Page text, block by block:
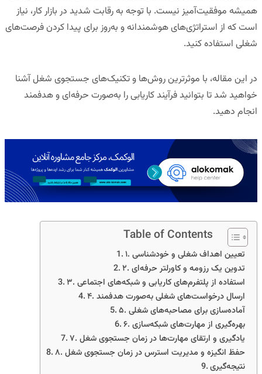
همیشه موفقیت‌آمیز نیست. با توجه به رقابت شدید در بازار کار، نیاز
است که از استراتژی‌های هوشمندانه و به‌روز برای پیدا کردن فرصت‌های
شغلی استفاده کنید.
در این مقاله، با موثرترین روش‌ها و تکنیک‌های جستجوی شغل آشنا
خواهید شد تا بتوانید فرآیند کاریابی را به‌صورت حرفه‌ای و هدفمند
انجام دهید.
Table of Contents
۱. تعیین اهداف شغلی و خودشناسی
۲. تدوین یک رزومه و کاورلتر حرفه‌ای
۳. استفاده از پلتفرم‌های کاریابی و شبکه‌های اجتماعی
۴. ارسال درخواست‌های شغلی به‌صورت هدفمند
۵. آماده‌سازی برای مصاحبه‌های شغلی
۶. بهره‌گیری از مهارت‌های شبکه‌سازی
۷. یادگیری و ارتقای مهارت‌ها در زمان جستجوی شغل
۸. حفظ انگیزه و مدیریت استرس در زمان جستجوی شغل
نتیجه‌گیری